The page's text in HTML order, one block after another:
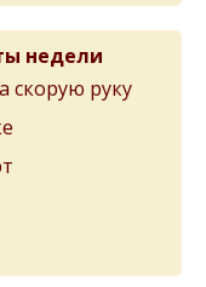
недели
скорую руку